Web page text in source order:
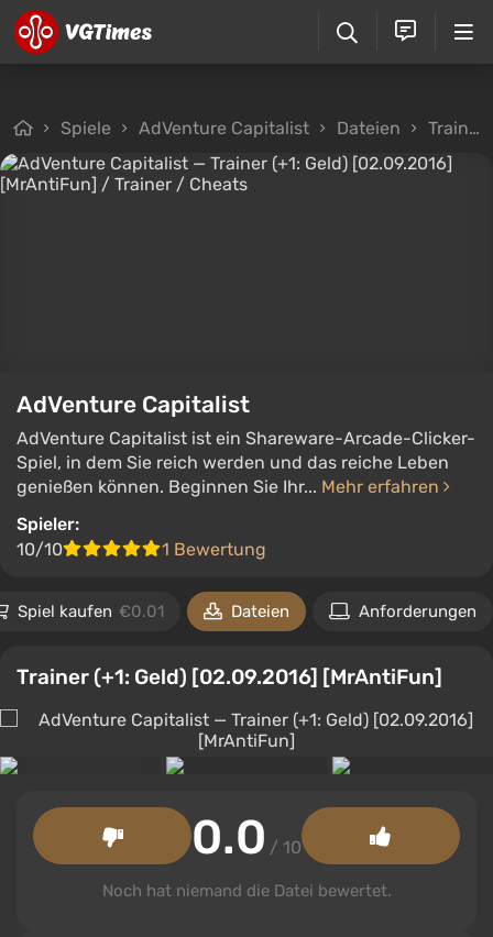
Spiele AdVenture Capitalist Dateien Trainer
AdVenture Capitalist
AdVenture Capitalist ist ein Shareware-Arcade-Clicker-
Spiel, in dem Sie reich werden und das reiche Leben
genießen können. Beginnen Sie Ihr... Mehr erfahren
Spieler:
10/10
1 Bewertung
Spiel kaufen €0.01 Dateien Anforderungen
Trainer (+1: Geld) [02.09.2016] [MrAntiFun]
0.0 / 10
Noch hat niemand die Datei bewertet.